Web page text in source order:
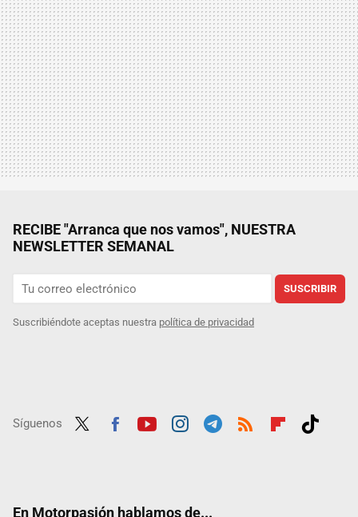
RECIBE "Arranca que nos vamos", NUESTRA
NEWSLETTER SEMANAL
SUSCRIBIR
Suscribiéndote aceptas nuestra política de privacidad
Síguenos
En Motorpasión hablamos de...